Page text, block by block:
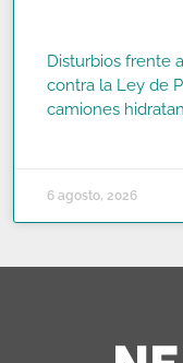
Disturbios frente
contra la Ley de
camiones
6 agosto, 2026